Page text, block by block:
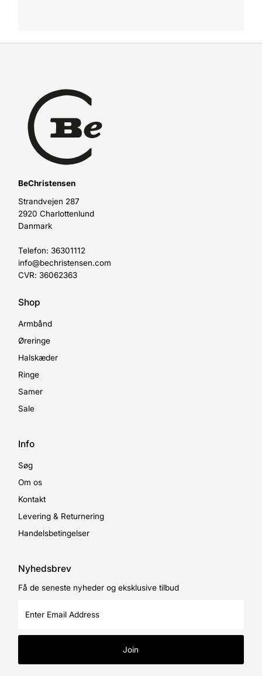
BeChristensen
Strandvejen 287
2920 Charlottenlund
Danmark
Telefon: 36301112
info@bechristensen.com
CVR: 36062363
Shop
Armbånd
Øreringe
Halskæder
Ringe
Samer
Sale
Info
Søg
Om os
Kontakt
Levering & Returnering
Handelsbetingelser
Nyhedsbrev
Få de seneste nyheder og eksklusive tilbud
Email
Join